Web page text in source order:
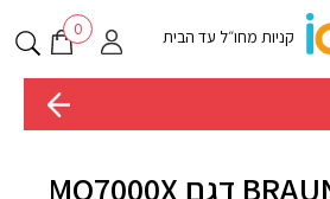
קניות מחו״ל עד הבית 0